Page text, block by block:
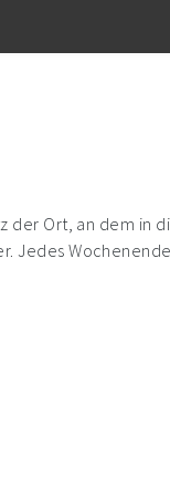
Ort, an dem in
Jedes